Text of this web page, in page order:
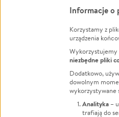
FacebookTwitter
LinkedInTikTok
Informacje o
Korzystamy z
urządzenia
Wykorzystujemy
niezbędne pliki
Dodatkowo,
dowolnym
wykorzystywane
Analityka –
trafiają do